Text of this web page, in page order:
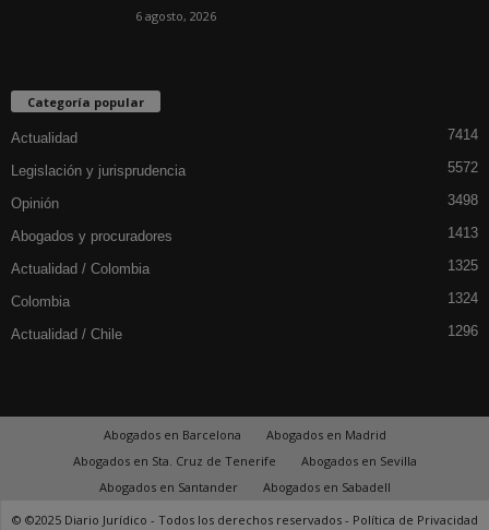
6 agosto, 2026
Categoría popular
Actualidad 7414
Legislación y jurisprudencia 5572
Opinión 3498
Abogados y procuradores 1413
Actualidad / Colombia 1325
Colombia 1324
Actualidad / Chile 1296
Abogados en Barcelona
Abogados en Madrid
Abogados en Sta. Cruz de Tenerife
Abogados en Sevilla
Abogados en Santander
Abogados en Sabadell
© ©2025 Diario Jurídico - Todos los derechos reservados - Política de Privacidad